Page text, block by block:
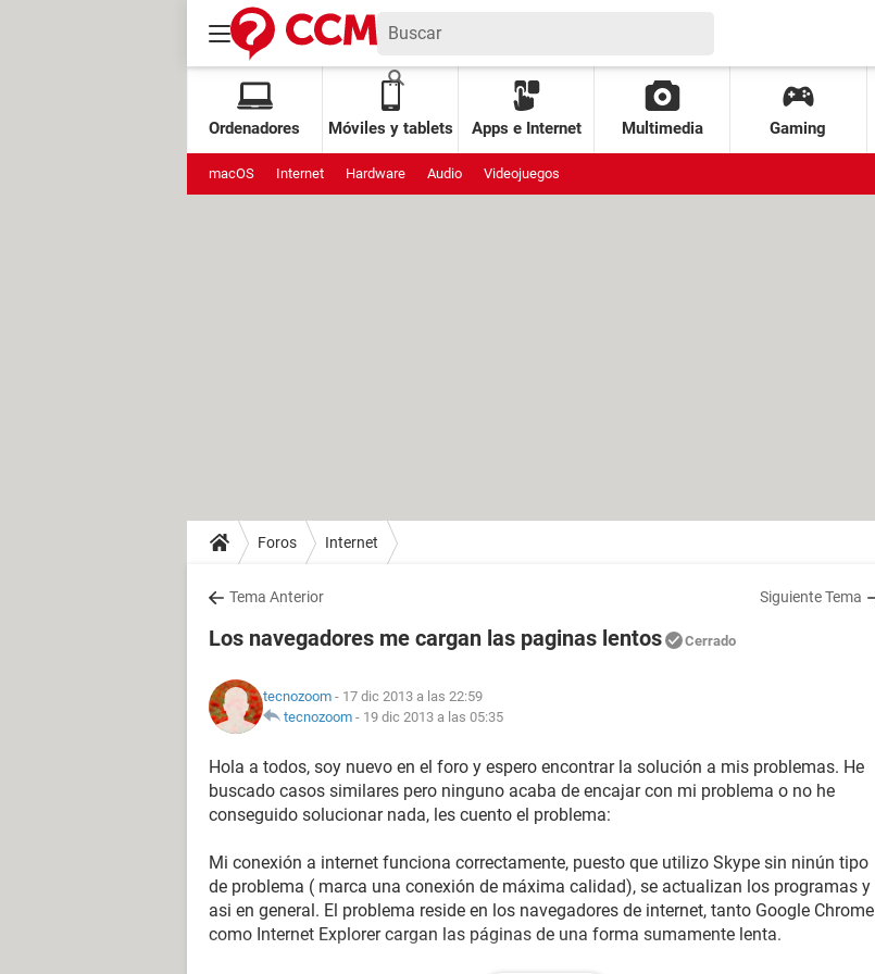
Ordenadores Móviles y tablets Apps e Internet Multimedia Gaming
macOS Internet Hardware Audio Videojuegos
Foros Internet
Tema Anterior Siguiente Tema
Los navegadores me cargan las paginas lentos Cerrado
tecnozoom - 17 dic 2013 a las 22:59
tecnozoom - 19 dic 2013 a las 05:35
Hola a todos, soy nuevo en el foro y espero encontrar la solución a mis problemas. He
buscado casos similares pero ninguno acaba de encajar con mi problema o no he
conseguido solucionar nada, les cuento el problema:
Mi conexión a internet funciona correctamente, puesto que utilizo Skype sin ninún tipo
de problema ( marca una conexión de máxima calidad), se actualizan los programas y
asi en general. El problema reside en los navegadores de internet, tanto Google Chrome
como Internet Explorer cargan las páginas de una forma sumamente lenta.